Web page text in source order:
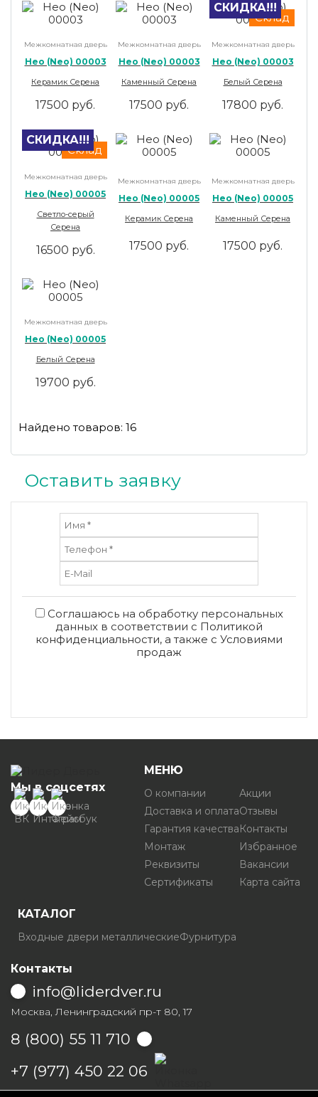
Межкомнатная дверь
Нео (Neo) 00003
Керамик Серена
17500 руб.
Межкомнатная дверь
Нео (Neo) 00003
Каменный Серена
17500 руб.
СКИДКА!!!
Склад
Межкомнатная дверь
Нео (Neo) 00003
Белый Серена
17800 руб.
СКИДКА!!!
Склад
Межкомнатная дверь
Нео (Neo) 00005
Светло-серый
Серена
16500 руб.
Межкомнатная дверь
Нео (Neo) 00005
Керамик Серена
17500 руб.
Межкомнатная дверь
Нео (Neo) 00005
Каменный Серена
17500 руб.
Межкомнатная дверь
Нео (Neo) 00005
Белый Серена
19700 руб.
Найдено товаров: 16
Оставить заявку
Соглашаюсь на обработку персональных
данных в соответствии с Политикой
конфиденциальности, а также с Условиями
продаж
Мы в соцсетях
МЕНЮ
О компании
Доставка и оплата
Гарантия качества
Монтаж
Реквизиты
Сертификаты
Акции
Отзывы
Контакты
Избранное
Вакансии
Карта сайта
КАТАЛОГ
Входные двери металлическиеФурнитура
Контакты
info@liderdver.ru
Москва, Ленинградский пр-т 80, 17
8 (800) 55 11 710
+7 (977) 450 22 06
Написать на Whatsapp